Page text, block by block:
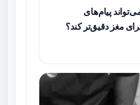
پیام‌های
مغز دقیق‌تر کند؟